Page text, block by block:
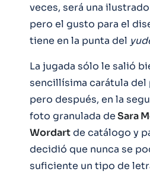
veces, será una
pero el gusto para el
tiene en la punta del
La jugada sólo le salió
sencillísima carátula del
pero después, en la
foto granulada deSara
Wordartde catálogo y
decidió que nunca se
suficiente un tipo de